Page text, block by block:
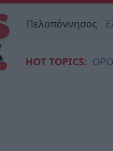
Πελοπόννησος
HOT TOPICS: